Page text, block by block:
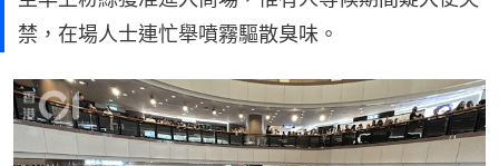
禁，在場人士連忙舉噴霧驅散臭味。